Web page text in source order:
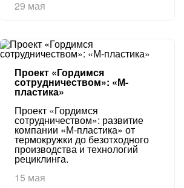
29 мая
Проект «Гордимся
сотрудничеством»: «М-
пластика»
Проект «Гордимся
сотрудничеством»: развитие
компании «М-пластика» от
термокружки до безотходного
производства и технологий
рециклинга.
15 мая